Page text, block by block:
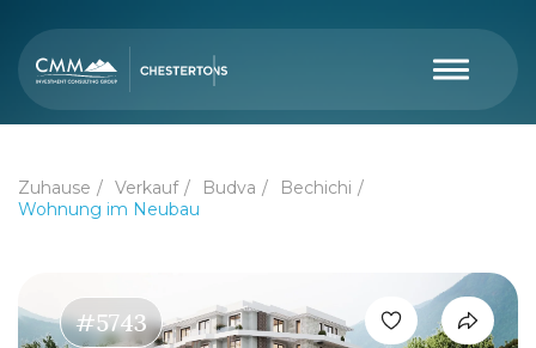
Zuhause Verkauf Budva
Bechichi
Wohnung im Neubau
#5743